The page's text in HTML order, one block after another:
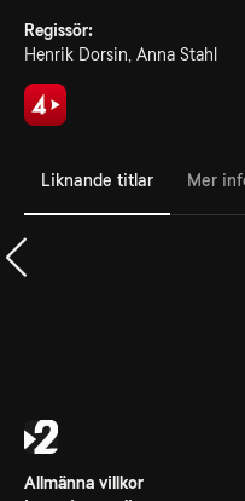
Regissör:
Henrik Dorsin, Anna Stahl
Liknande titlar Mer
Allmänna villkor